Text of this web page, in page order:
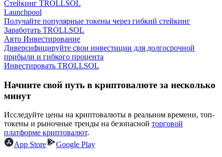
Заработок
Силовая свинья
Стейкинг TROLLSOL
Launchpool
Получайте популярные токены через гибкий стейкинг
Заработать TROLLSOL
Авто Инвестирование
Диверсифицируйте свои инвестиции для долгосрочной
прибыли и гибкого процента
Инвестировать TROLLSOL
Начните свой путь в криптовалюте за несколько
минут
Исследуйте цены на криптовалюты в реальном времени, топ-
токены и рыночные тренды на безопасной торговой
платформе криптовалют.
App Store
Google Play